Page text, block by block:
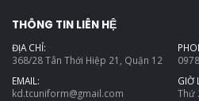
THÔNG TIN LIÊN HỆ
ĐỊA CHỈ:
368/28 Tân Thới Hiệp 21, Quận 12
EMAIL:
kd.tcuniform@gmail.com
GIỜ
Thứ